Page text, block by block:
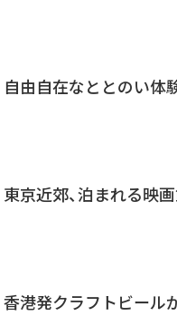
自由自在なととのい体
東京近郊、泊まれる映
香港発クラフトビール